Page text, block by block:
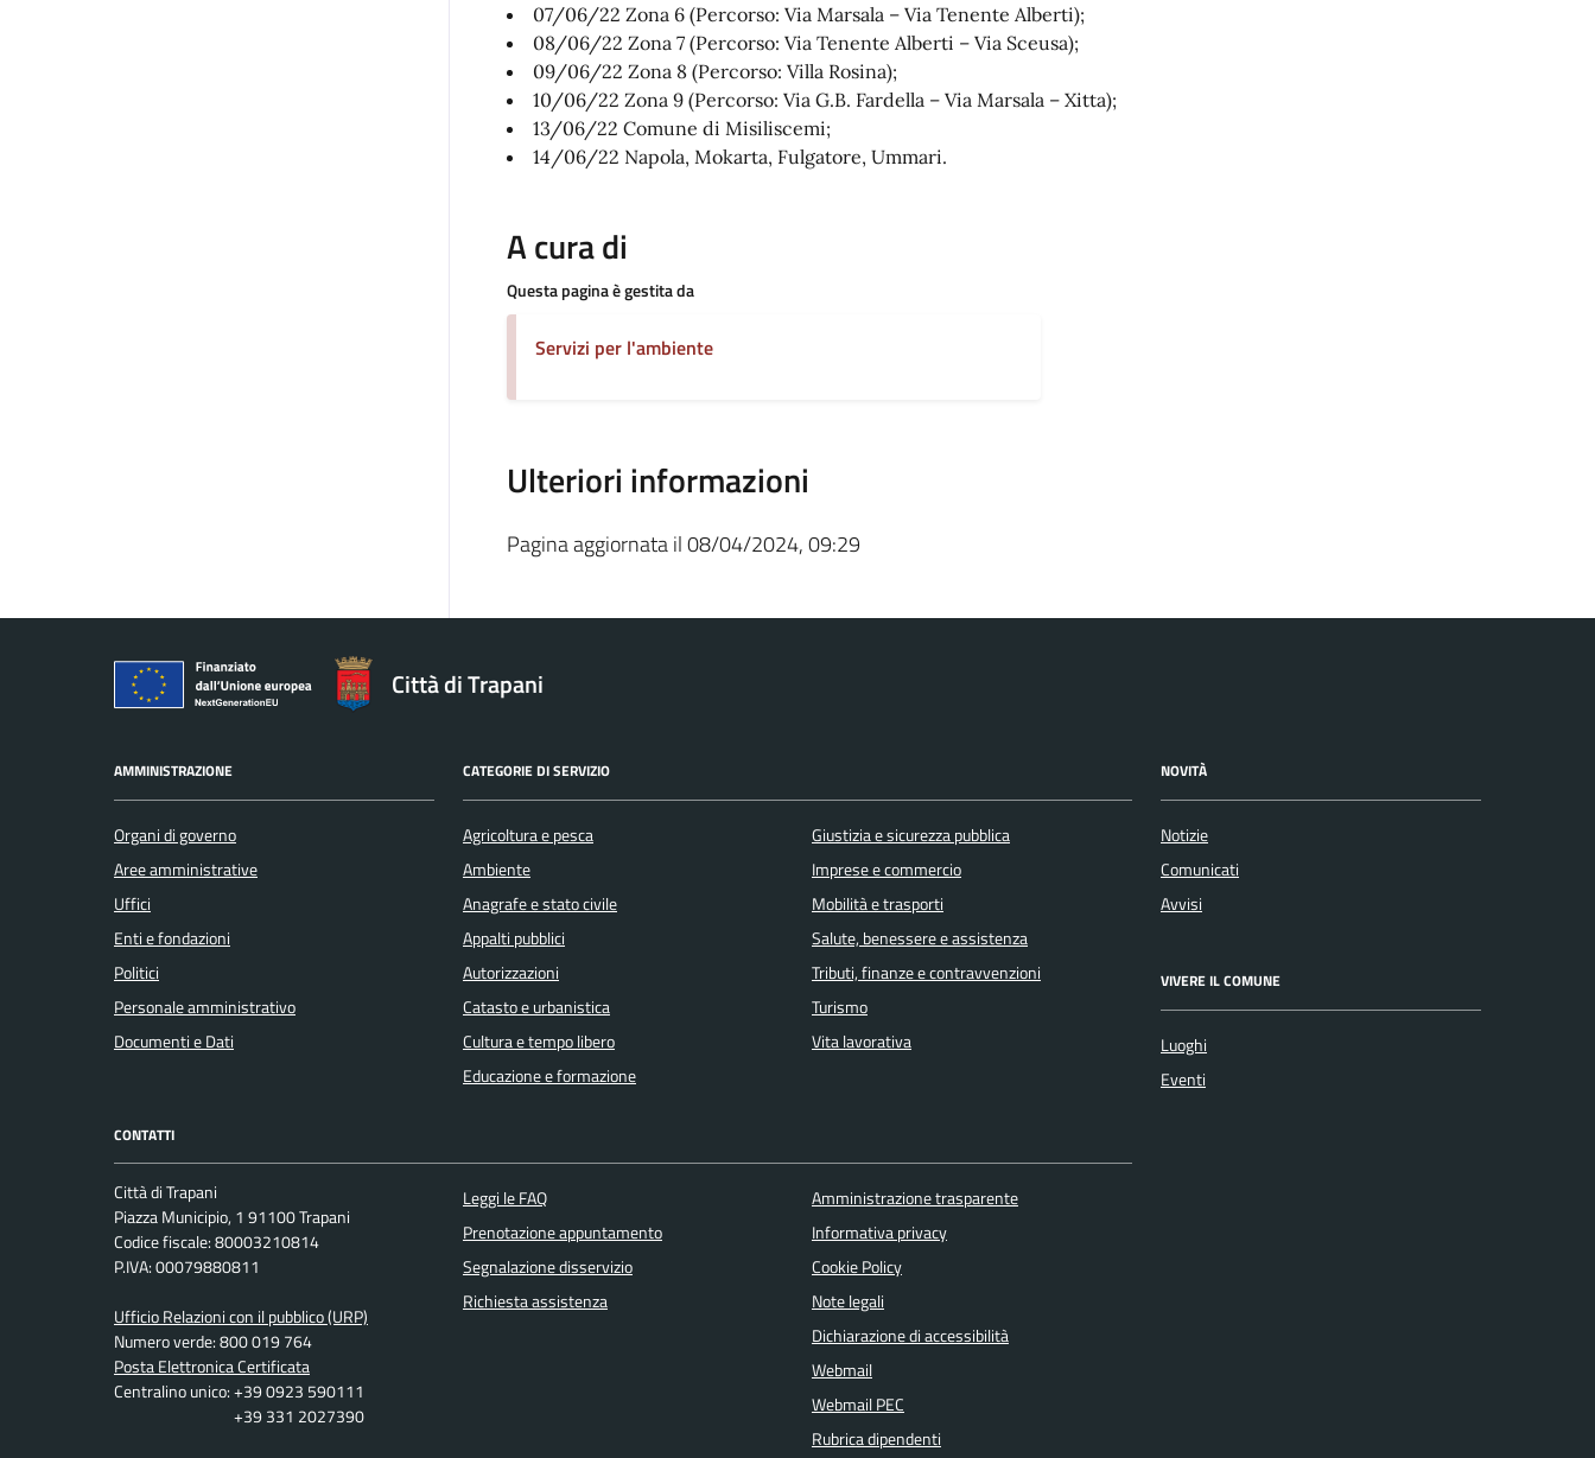
07/06/22 Zona 6 (Percorso: Via Marsala – Via Tenente Alberti);
08/06/22 Zona 7 (Percorso: Via Tenente Alberti – Via Sceusa);
09/06/22 Zona 8 (Percorso: Villa Rosina);
10/06/22 Zona 9 (Percorso: Via G.B. Fardella – Via Marsala – Xitta);
13/06/22 Comune di Misiliscemi;
14/06/22 Napola, Mokarta, Fulgatore, Ummari.
A cura di
Questa pagina è gestita da
Servizi per l'ambiente
Ulteriori informazioni
Pagina aggiornata il 08/04/2024, 09:29
Città di Trapani
AMMINISTRAZIONE
Organi di governo
Aree amministrative
Uffici
Enti e fondazioni
Politici
Personale amministrativo
Documenti e Dati
CATEGORIE DI SERVIZIO
Agricoltura e pesca
Ambiente
Anagrafe e stato civile
Appalti pubblici
Autorizzazioni
Catasto e urbanistica
Cultura e tempo libero
Educazione e formazione
Giustizia e sicurezza pubblica
Imprese e commercio
Mobilità e trasporti
Salute, benessere e assistenza
Tributi, finanze e contravvenzioni
Turismo
Vita lavorativa
NOVITÀ
Notizie
Comunicati
Avvisi
VIVERE IL COMUNE
Luoghi
Eventi
CONTATTI
Città di Trapani
Piazza Municipio, 1 91100 Trapani
Codice fiscale: 80003210814
P.IVA: 00079880811
Ufficio Relazioni con il pubblico (URP)
Numero verde: 800 019 764
Posta Elettronica Certificata
Centralino unico: +39 0923 590111
+39 331 2027390
Leggi le FAQ
Prenotazione appuntamento
Segnalazione disservizio
Richiesta assistenza
Amministrazione trasparente
Informativa privacy
Cookie Policy
Note legali
Dichiarazione di accessibilità
Webmail
Webmail PEC
Rubrica dipendenti